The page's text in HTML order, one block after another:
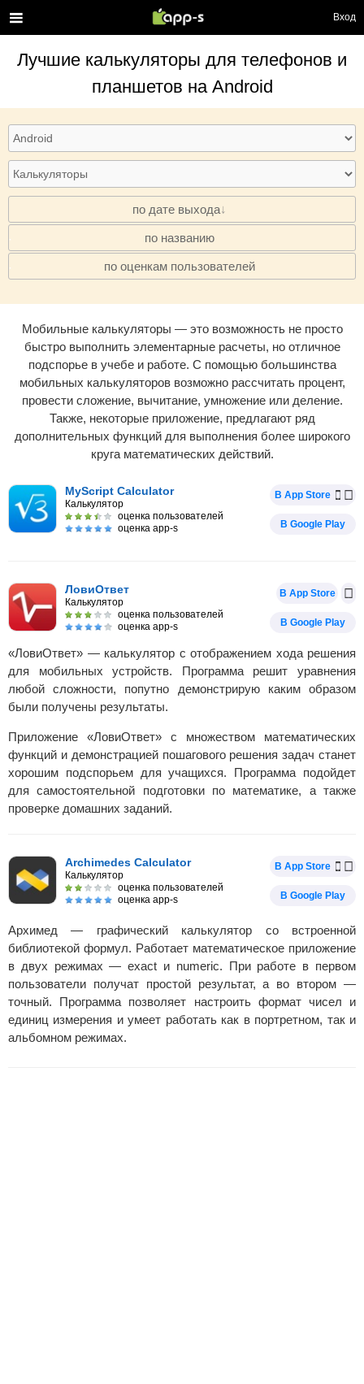
Вход
Лучшие калькуляторы для телефонов и
планшетов на Android
по дате выхода
· по названию
· по оценкам пользователей
Мобильные калькуляторы — это возможность не просто
быстро выполнить элементарные расчеты, но отличное
подспорье в учебе и работе. С помощью большинства
мобильных калькуляторов возможно рассчитать процент,
провести сложение, вычитание, умножение или деление.
Также, некоторые приложение, предлагают ряд
дополнительных функций для выполнения более широкого
круга математических действий.
MyScript Calculator
Калькулятор
оценка пользователей
оценка app-s
В App Store
В Google Play
ЛовиОтвет
Калькулятор
оценка пользователей
оценка app-s
В App Store
В Google Play
«ЛовиОтвет» — калькулятор с отображением хода решения
для мобильных устройств. Программа решит уравнения
любой сложности, попутно демонстрирую каким образом
были получены результаты.
Приложение «ЛовиОтвет» с множеством математических
функций и демонстрацией пошагового решения задач станет
хорошим подспорьем для учащихся. Программа подойдет
для самостоятельной подготовки по математике, а также
проверке домашних заданий.
Archimedes Calculator
Калькулятор
оценка пользователей
оценка app-s
В App Store
В Google Play
Архимед — графический калькулятор со встроенной
библиотекой формул. Работает математическое приложение
в двух режимах — exact и numeric. При работе в первом
пользователи получат простой результат, а во втором —
точный. Программа позволяет настроить формат чисел и
единиц измерения и умеет работать как в портретном, так и
альбомном режимах.